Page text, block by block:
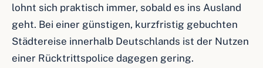
lohnt sich praktisch immer, sobald es ins Ausland
geht. Bei einer günstigen, kurzfristig gebuchten
Städtereise innerhalb Deutschlands ist der Nutzen
einer Rücktrittspolice dagegen gering.